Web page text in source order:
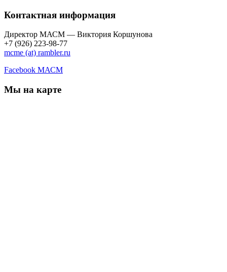
Контактная информация
Директор МАСМ — Виктория Коршунова
+7 (926) 223-98-77
mcme (at) rambler.ru
Facebook МАСМ
Мы на карте